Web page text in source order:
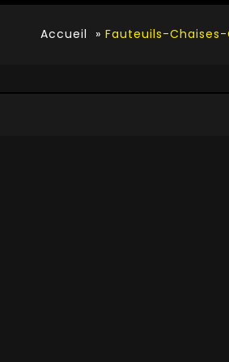
Accueil » Fauteuils-Chaises-